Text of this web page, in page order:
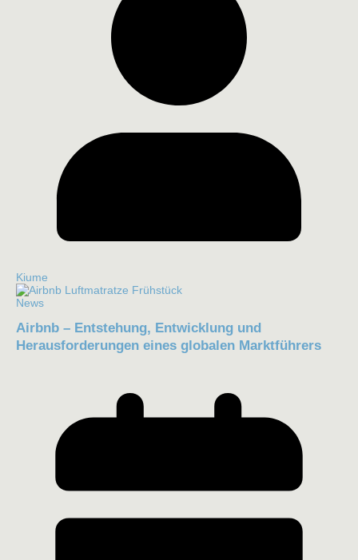
Kiume
News
Airbnb – Entstehung, Entwicklung und
Herausforderungen eines globalen Marktführers